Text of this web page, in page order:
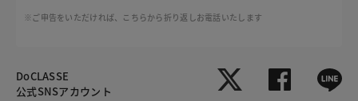
※ご申告をいただければ、こちらから折り返しお電話いたします
DoCLASSE
公式SNSアカウント